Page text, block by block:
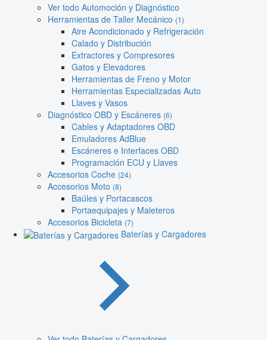
Ver todo Automoción y Diagnóstico
Herramientas de Taller Mecánico (1)
Aire Acondicionado y Refrigeración
Calado y Distribución
Extractores y Compresores
Gatos y Elevadores
Herramientas de Freno y Motor
Herramientas Especializadas Auto
Llaves y Vasos
Diagnóstico OBD y Escáneres (6)
Cables y Adaptadores OBD
Emuladores AdBlue
Escáneres e Interfaces OBD
Programación ECU y Llaves
Accesorios Coche (24)
Accesorios Moto (8)
Baúles y Portacascos
Portaequipajes y Maleteros
Accesorios Bicicleta (7)
Baterías y Cargadores